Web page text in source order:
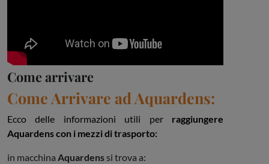
Come arrivare
Come Arrivare ad Aquardens:
Ecco delle informazioni utili per raggiungere
Aquardens con i mezzi di trasporto:
in macchina Aquardens si trova a: